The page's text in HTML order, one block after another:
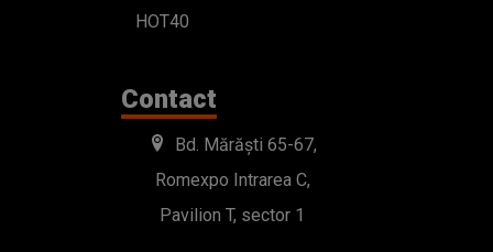
HOT40
Contact
Bd. Mărăști 65-67,
Romexpo Intrarea C,
Pavilion T, sector 1